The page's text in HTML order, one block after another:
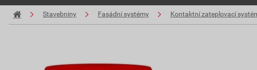
Stavebniny Fasádní systémy Kontaktní zateplovací